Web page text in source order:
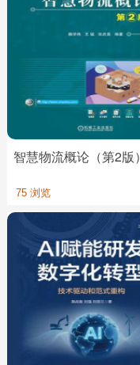
智慧物流概论（第2版）
75 浏览